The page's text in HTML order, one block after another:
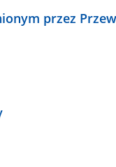
przez